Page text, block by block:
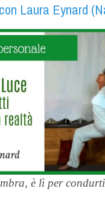
Laura Eynard
è lì per